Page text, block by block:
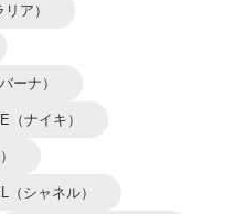
ア）
ーナ）
（ナイキ）
（シャネル）